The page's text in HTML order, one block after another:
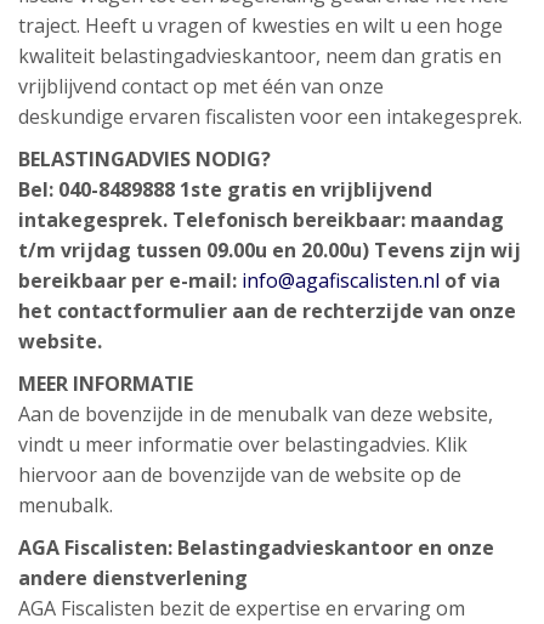
traject. Heeft u vragen of kwesties en wilt u een hoge
kwaliteit belastingadvieskantoor, neem dan gratis en
vrijblijvend contact op met één van onze
deskundige ervaren fiscalisten voor een intakegesprek.
BELASTINGADVIES NODIG?
Bel: 040-8489888 1ste gratis en vrijblijvend
intakegesprek. Telefonisch bereikbaar: maandag
t/m vrijdag tussen 09.00u en 20.00u) Tevens zijn wij
bereikbaar per e-mail: info@agafiscalisten.nl of via
het contactformulier aan de rechterzijde van onze
website.
MEER INFORMATIE
Aan de bovenzijde in de menubalk van deze website,
vindt u meer informatie over belastingadvies. Klik
hiervoor aan de bovenzijde van de website op de
menubalk.
AGA Fiscalisten: Belastingadvieskantoor en onze
andere dienstverlening
AGA Fiscalisten bezit de expertise en ervaring om